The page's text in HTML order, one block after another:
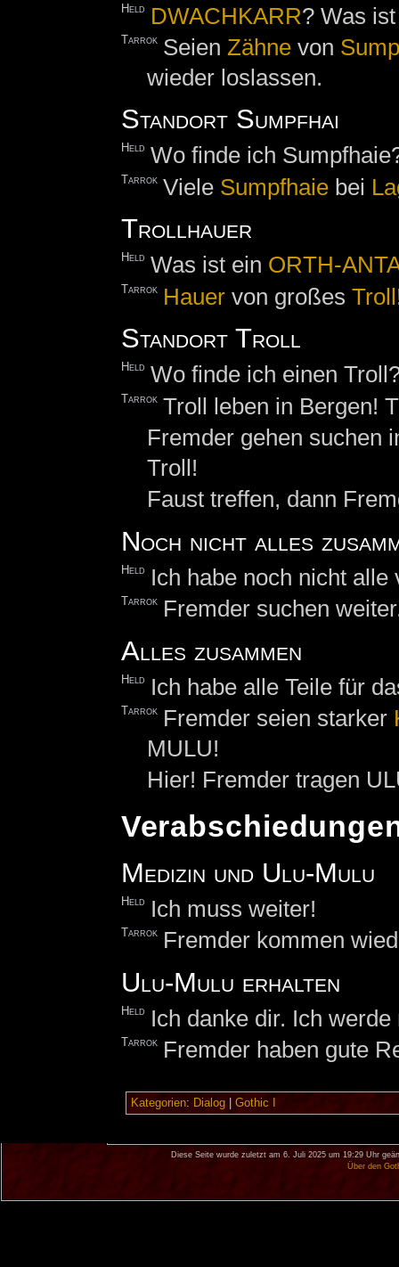
Held DWACHKARR? Was
Tarrok SeienZähne von
wieder loslassen.
Standort Sumpfhai
Held Wo finde ich
Tarrok Viele Sumpfhaie bei
Trollhauer
Held Was ist ein ORTH-
Tarrok Hauer von großesTroll
Standort Troll
Held Wo finde ich einen
Tarrok Troll leben in Bergen!
Fremder gehen suchen
Troll!
Faust treffen, dann
Noch nicht alles
Held Ich habe noch nicht
Tarrok Fremder suchen
Alles zusammen
Held Ich habe alle Teile für
Tarrok Fremder seien starker
MULU!
Hier! Fremder tragen
Medizin und Ulu-Mulu
Held Ich muss weiter!
Tarrok Fremder kommen
Ulu-Mulu erhalten
Held Ich danke dir. Ich
Tarrok Fremder haben gute
Kategorien: Dialog| Gothic I
Diese Seite wurde zuletzt am 6. Juli 2025 um 19:29 Uhr
Über den